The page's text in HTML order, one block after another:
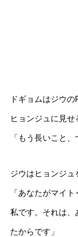
ドギョムはジウ
ヒョンジュに見せ
「もう長いこと、
ジウはヒョンジュ
「あなたがマイ
私です。それは、
たからです」